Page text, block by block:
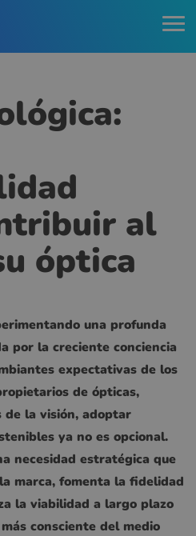
al
óptica
una profunda
por la creciente conciencia
expectativas de los
de ópticas,
la visión, adoptar
ya no es opcional.
necesidad estratégica que
marca, fomenta la fidelidad
la viabilidad a largo plazo
consciente del medio